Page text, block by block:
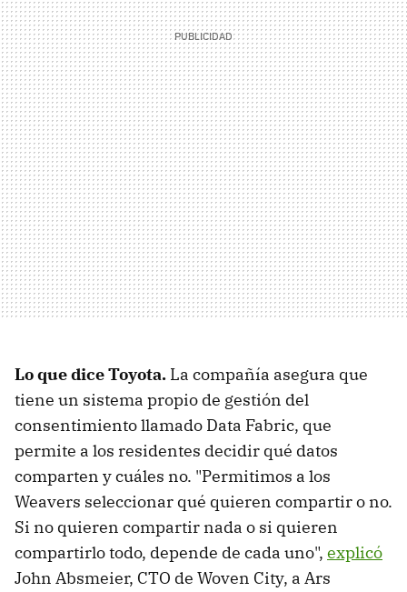
Lo que dice Toyota. La compañía asegura que
tiene un sistema propio de gestión del
consentimiento llamado Data Fabric, que
permite a los residentes decidir qué datos
comparten y cuáles no. "Permitimos a los
Weavers seleccionar qué quieren compartir o no.
Si no quieren compartir nada o si quieren
compartirlo todo, depende de cada uno", explicó
John Absmeier, CTO de Woven City, a Ars